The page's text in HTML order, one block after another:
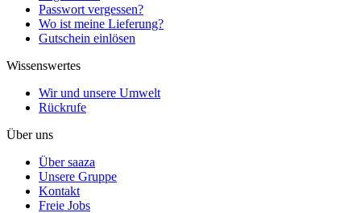
Passwort vergessen?
Wo ist meine Lieferung?
Gutschein einlösen
Wissenswertes
Wir und unsere Umwelt
Rückrufe
Über uns
Über saaza
Unsere Gruppe
Kontakt
Freie Jobs